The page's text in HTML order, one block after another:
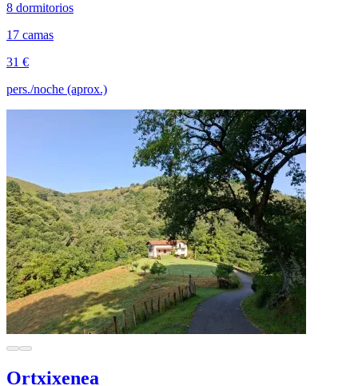
8 dormitorios
17 camas
31 €
pers./noche (aprox.)
Ortxixenea